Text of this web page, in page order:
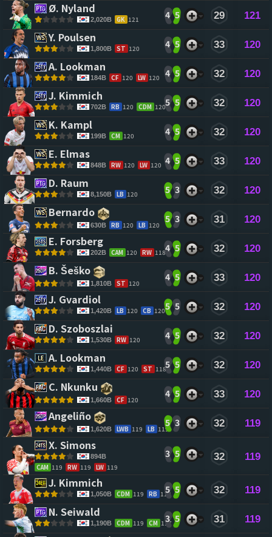
Ø. Nyland
2,020B GK 121 4 5 29 121
Y. Poulsen
1,800B ST 120 4 5 33 120
A. Lookman
184B CF 120 LW 120 4 5 32 120
J. Kimmich
702B RB 120 CDM 1205 5 32 120
K. Kampl
199B CM 120 4 5 32 120
E. Elmas
848B RW 120 LW 120 4 5 33 120
D. Raum
8,150B LB 120 5 3 32 120
Bernardo
630B RB 120 LB 120
5 3 31 120
E. Forsberg
202B CAM 120 RW 1184 5 32 120
B. Šeško
1,810B ST 120
4 5 33 120
J. Gvardiol
1,420B LB 120 CB 1205 5 32 120
D. Szoboszlai
1,530B RW 120 4 5 32 120
A. Lookman
1,440B CF 120 ST 1185 5 32 120
C. Nkunku
1,660B CF 120
4 5 33 120
Angeliño
1,620B LWB 119 LB 119
5 3 32 119
X. Simons
894B
CAM 119 RW 119 LW 119
3 5 32 119
J. Kimmich
1,050B CDM 119 RB 118
5 5 32 119
N. Seiwald
1,190B CDM 119 CM 117
3 5 31 119